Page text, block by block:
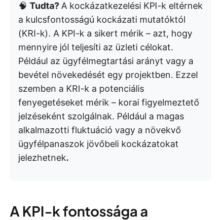
🧠 Tudta? A kockázatkezelési KPI-k eltérnek
a kulcsfontosságú kockázati mutatóktól
(KRI-k). A KPI-k a sikert mérik – azt, hogy
mennyire jól teljesíti az üzleti célokat.
Például az ügyfélmegtartási arányt vagy a
bevétel növekedését egy projektben. Ezzel
szemben a KRI-k a potenciális
fenyegetéseket mérik – korai figyelmeztető
jelzéseként szolgálnak. Például a magas
alkalmazotti fluktuáció vagy a növekvő
ügyfélpanaszok jövőbeli kockázatokat
jelezhetnek.
A KPI-k fontossága a